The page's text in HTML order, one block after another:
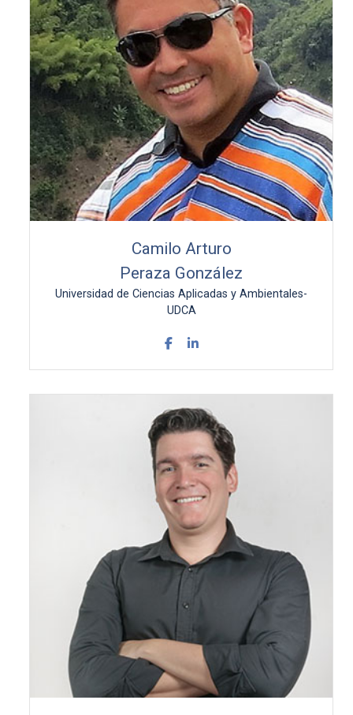
Camilo Arturo
Peraza González
Universidad de Ciencias Aplicadas y Ambientales-
UDCA